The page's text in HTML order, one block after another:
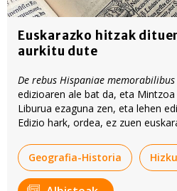
Euskarazko hitzak
aurkitu dute
De rebus Hispaniae memorabilibus
edizioaren ale bat da, eta
Liburua ezaguna zen, eta lehen
Edizio hark, ordea, ez zuen
Geografia-Historia